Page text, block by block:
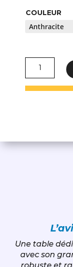
COULEUR
Table
Super
Une table
avec son